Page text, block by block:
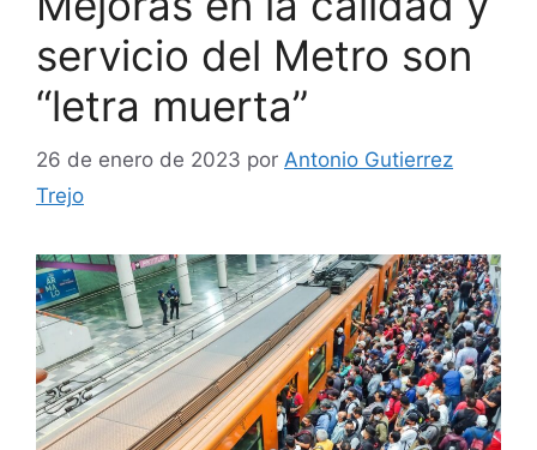
servicio del Metro son
“letra muerta”
26 de enero de 2023 por Antonio Gutierrez
Trejo